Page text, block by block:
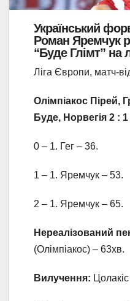
Український
Роман Яремчук
“Буде Глімт” на
Ліга Європи, матч-
Олімпіакос Пірей,
Буде, Норвегія 2 :
0 – 1. Гег – 36.
1 – 1. Яремчук – 53.
2 – 1. Яремчук – 65.
Нереалізований
(Олімпіакос) – 63хв.
Вилучення: